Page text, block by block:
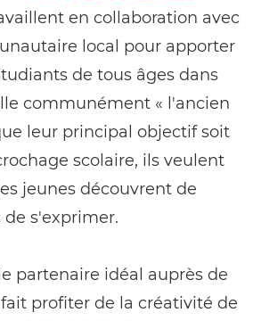
en collaboration avec
local pour apporter
de tous âges dans
communément « l'ancien
leur principal objectif soit
scolaire, ils veulent
jeunes découvrent de
de s'exprimer.
partenaire idéal auprès de
profiter de la créativité de